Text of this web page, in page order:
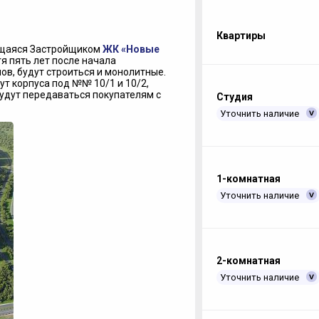
Застройщиком ЖК «Новые
пять лет после начала
будут строиться и монолитные.
корпуса под №№ 10/1 и 10/2,
передаваться покупателям с
Квартиры
Студия
Уточнить наличие
1-комнатная
Уточнить наличие
2-комнатная
Уточнить наличие